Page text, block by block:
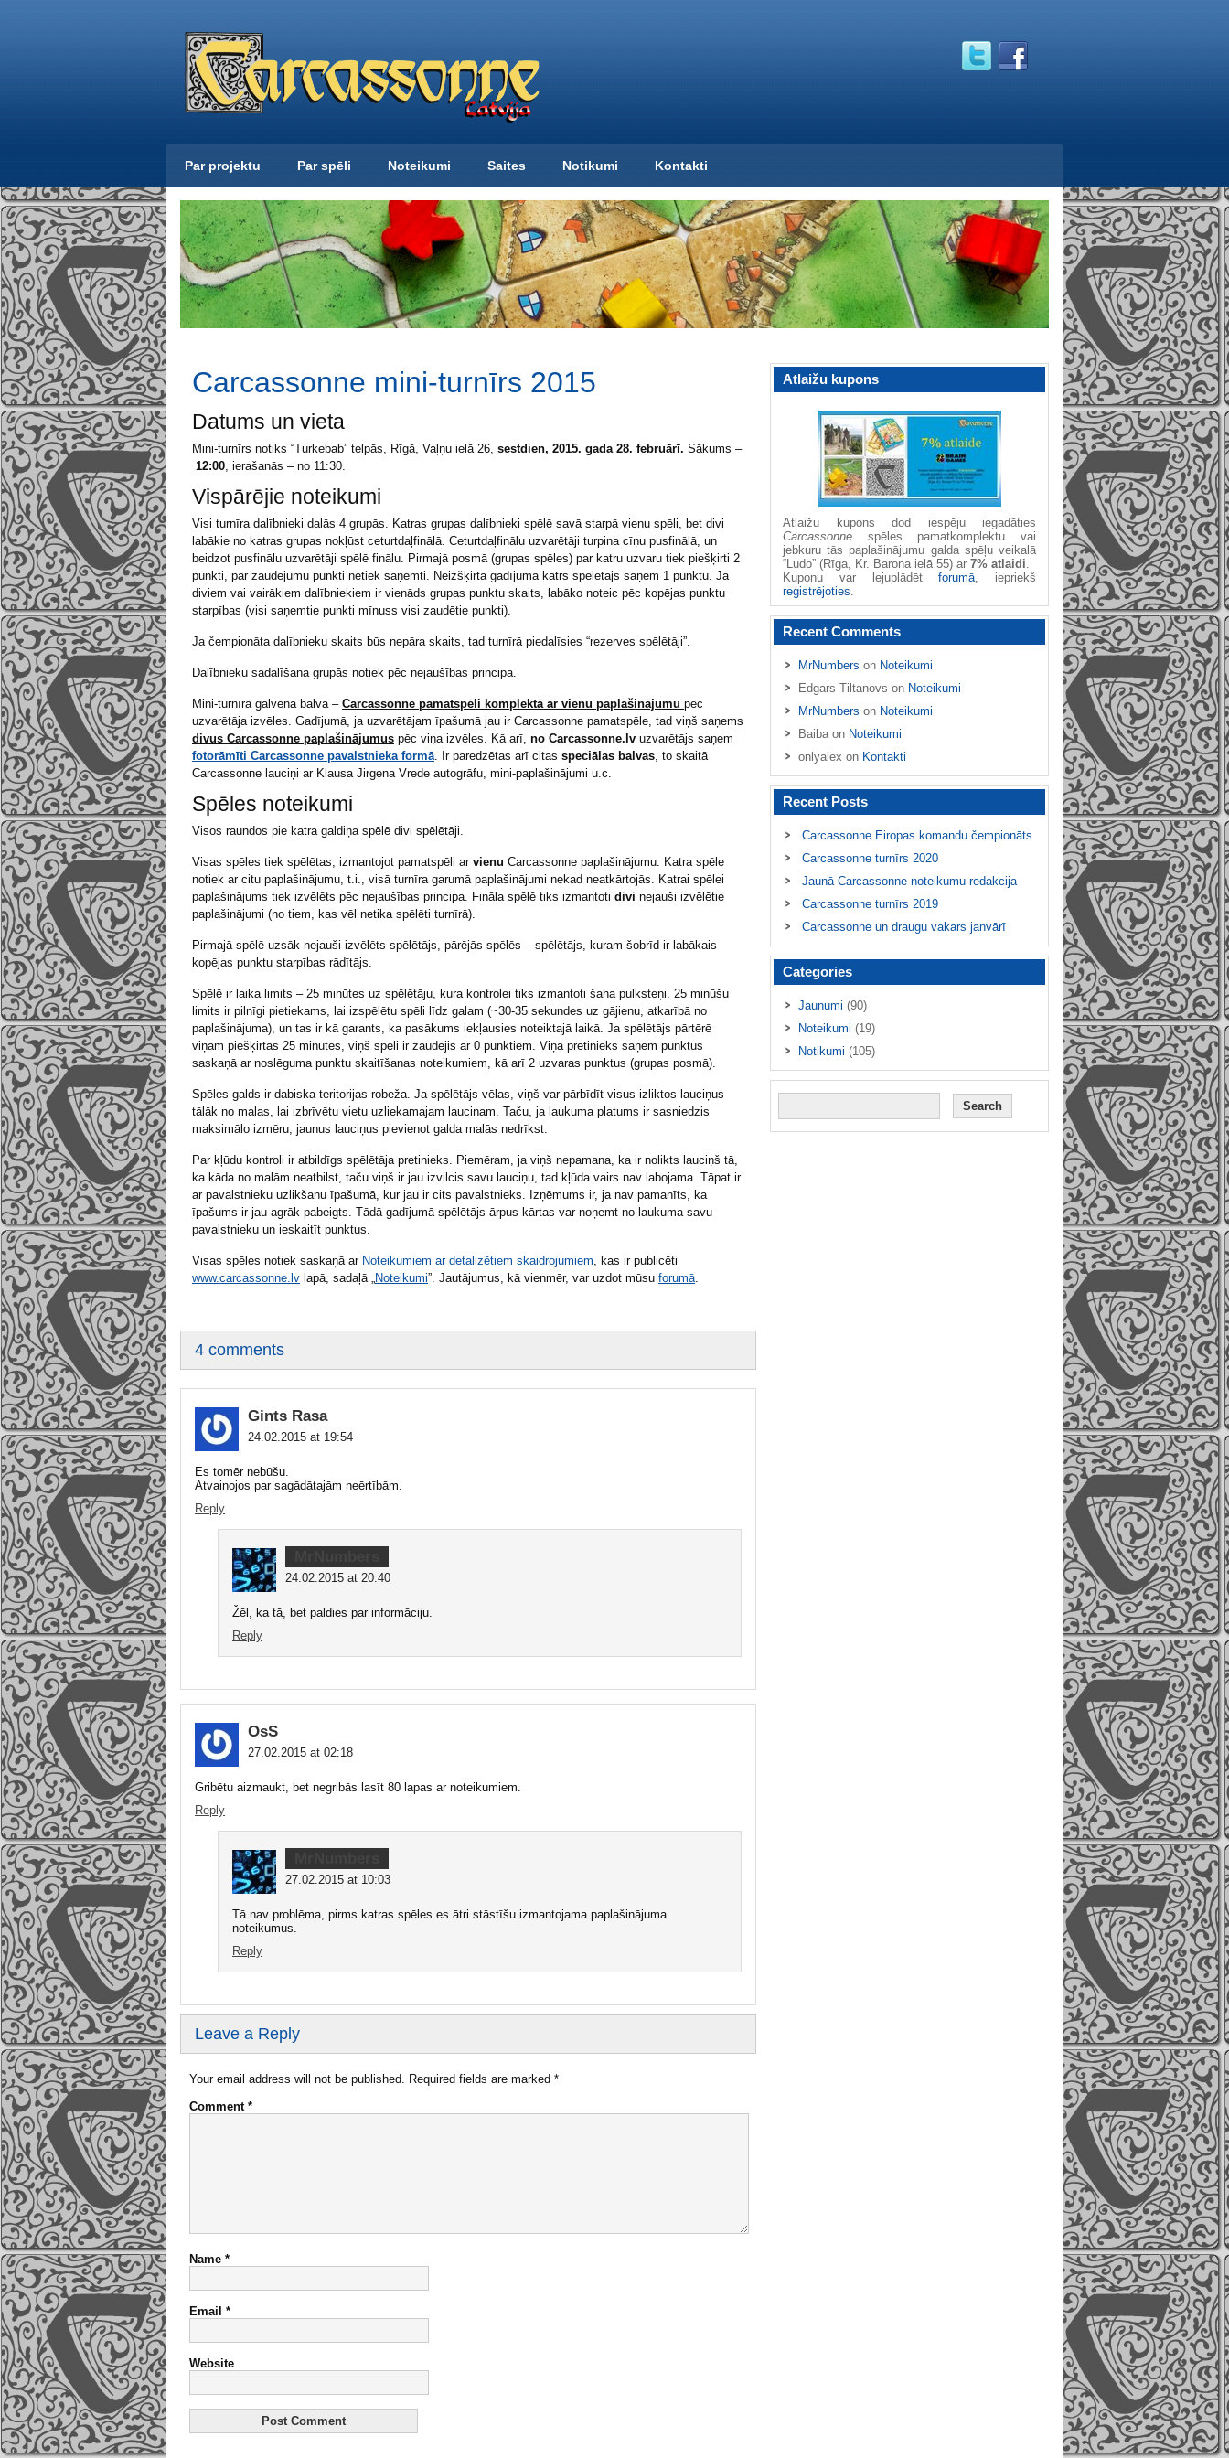
Par projektu Par spēli Noteikumi Saites Notikumi Kontakti
Carcassonne mini-turnīrs 2015
Datums un vieta
Mini-turnīrs notiks “Turkebab” telpās, Rīgā, Vaļņu ielā 26, sestdien, 2015. gada 28. februārī. Sākums –
12:00, ierašanās – no 11:30.
Vispārējie noteikumi
Visi turnīra dalībnieki dalās 4 grupās. Katras grupas dalībnieki spēlē savā starpā vienu spēli, bet divi
labākie no katras grupas nokļūst ceturtdaļfinālā. Ceturtdaļfinālu uzvarētāji turpina cīņu pusfinālā, un
beidzot pusfinālu uzvarētāji spēlē finālu. Pirmajā posmā (grupas spēles) par katru uzvaru tiek piešķirti 2
punkti, par zaudējumu punkti netiek saņemti. Neizšķirta gadījumā katrs spēlētājs saņem 1 punktu. Ja
diviem vai vairākiem dalībniekiem ir vienāds grupas punktu skaits, labāko noteic pēc kopējas punktu
starpības (visi saņemtie punkti mīnuss visi zaudētie punkti).
Ja čempionāta dalībnieku skaits būs nepāra skaits, tad turnīrā piedalīsies “rezerves spēlētāji”.
Dalībnieku sadalīšana grupās notiek pēc nejaušības principa.
Mini-turnīra galvenā balva – Carcassonne pamatspēli komplektā ar vienu paplašinājumu pēc
uzvarētāja izvēles. Gadījumā, ja uzvarētājam īpašumā jau ir Carcassonne pamatspēle, tad viņš saņems
divus Carcassonne paplašinājumus pēc viņa izvēles. Kā arī, no Carcassonne.lv uzvarētājs saņem
fotorāmīti Carcassonne pavalstnieka formā. Ir paredzētas arī citas speciālas balvas, to skaitā
Carcassonne lauciņi ar Klausa Jirgena Vrede autogrāfu, mini-paplašinājumi u.c.
Spēles noteikumi
Visos raundos pie katra galdiņa spēlē divi spēlētāji.
Visas spēles tiek spēlētas, izmantojot pamatspēli ar vienu Carcassonne paplašinājumu. Katra spēle
notiek ar citu paplašinājumu, t.i., visā turnīra garumā paplašinājumi nekad neatkārtojās. Katrai spēlei
paplašinājums tiek izvēlēts pēc nejaušības principa. Fināla spēlē tiks izmantoti divi nejauši izvēlētie
paplašinājumi (no tiem, kas vēl netika spēlēti turnīrā).
Pirmajā spēlē uzsāk nejauši izvēlēts spēlētājs, pārējās spēlēs – spēlētājs, kuram šobrīd ir labākais
kopējas punktu starpības rādītājs.
Spēlē ir laika limits – 25 minūtes uz spēlētāju, kura kontrolei tiks izmantoti šaha pulksteņi. 25 minūšu
limits ir pilnīgi pietiekams, lai izspēlētu spēli līdz galam (~30-35 sekundes uz gājienu, atkarībā no
paplašinājuma), un tas ir kā garants, ka pasākums iekļausies noteiktajā laikā. Ja spēlētājs pārtērē
viņam piešķirtās 25 minūtes, viņš spēli ir zaudējis ar 0 punktiem. Viņa pretinieks saņem punktus
saskaņā ar noslēguma punktu skaitīšanas noteikumiem, kā arī 2 uzvaras punktus (grupas posmā).
Spēles galds ir dabiska teritorijas robeža. Ja spēlētājs vēlas, viņš var pārbīdīt visus izliktos lauciņus
tālāk no malas, lai izbrīvētu vietu uzliekamajam lauciņam. Taču, ja laukuma platums ir sasniedzis
maksimālo izmēru, jaunus lauciņus pievienot galda malās nedrīkst.
Par kļūdu kontroli ir atbildīgs spēlētāja pretinieks. Piemēram, ja viņš nepamana, ka ir nolikts lauciņš tā,
ka kāda no malām neatbilst, taču viņš ir jau izvilcis savu lauciņu, tad kļūda vairs nav labojama. Tāpat ir
ar pavalstnieku uzlikšanu īpašumā, kur jau ir cits pavalstnieks. Izņēmums ir, ja nav pamanīts, ka
īpašums ir jau agrāk pabeigts. Tādā gadījumā spēlētājs ārpus kārtas var noņemt no laukuma savu
pavalstnieku un ieskaitīt punktus.
Visas spēles notiek saskaņā ar Noteikumiem ar detalizētiem skaidrojumiem, kas ir publicēti
www.carcassonne.lv lapā, sadaļā „Noteikumi”. Jautājumus, kā vienmēr, var uzdot mūsu forumā.
4 comments
Gints Rasa
24.02.2015 at 19:54
Es tomēr nebūšu.
Atvainojos par sagādātajām neērtībām.
Reply
24.02.2015 at 20:40
Žēl, ka tā, bet paldies par informāciju.
Reply
OsS
27.02.2015 at 02:18
Gribētu aizmaukt, bet negribās lasīt 80 lapas ar noteikumiem.
Reply
27.02.2015 at 10:03
Tā nav problēma, pirms katras spēles es ātri stāstīšu izmantojama paplašinājuma
noteikumus.
Reply
Leave a Reply
Your email address will not be published. Required fields are marked *
Comment *
Name *
Email *
Website
Atlaižu kupons
Atlaižu kupons dod iespēju iegadāties
Carcassonne spēles pamatkomplektu vai
jebkuru tās paplašinājumu galda spēļu veikalā
“Ludo” (Rīga, Kr. Barona ielā 55) ar 7% atlaidi.
Kuponu var lejuplādētforumā, iepriekš
reģistrējoties.
Recent Comments
MrNumbers on Noteikumi
Edgars Tiltanovs on Noteikumi
MrNumbers on Noteikumi
Baibaon Noteikumi
onlyalex on Kontakti
Recent Posts
Carcassonne Eiropas komandu čempionāts
Carcassonne turnīrs 2020
Jaunā Carcassonne noteikumu redakcija
Carcassonne turnīrs 2019
Carcassonne un draugu vakars janvārī
Categories
Jaunumi (90)
Noteikumi (19)
Notikumi (105)